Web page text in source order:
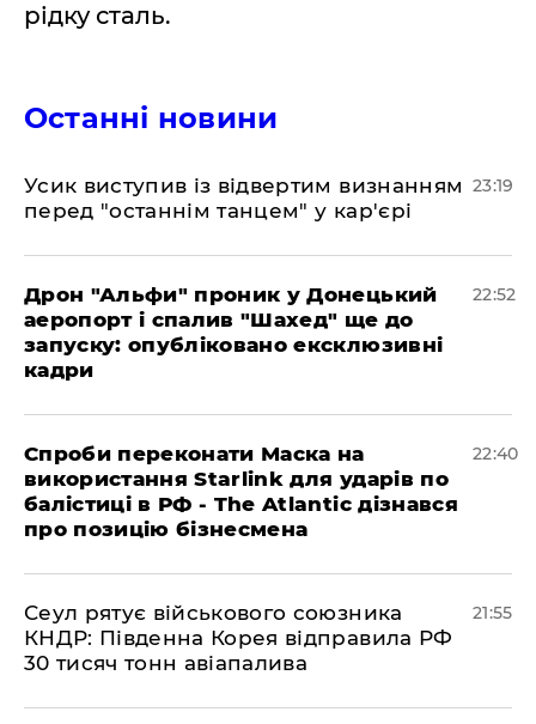
рідку сталь.
Останні новини
​Усик виступив із відвертим визнанням
перед "останнім танцем" у кар'єрі
23:19
​Дрон "Альфи" проник у Донецький
аеропорт і спалив "Шахед" ще до
запуску: опубліковано ексклюзивні
кадри
22:52
​Спроби переконати Маска на
використання Starlink для ударів по
балістиці в РФ - The Atlantic дізнався
про позицію бізнесмена
22:40
​Сеул рятує військового союзника
КНДР: Південна Корея відправила РФ
30 тисяч тонн авіапалива
21:55